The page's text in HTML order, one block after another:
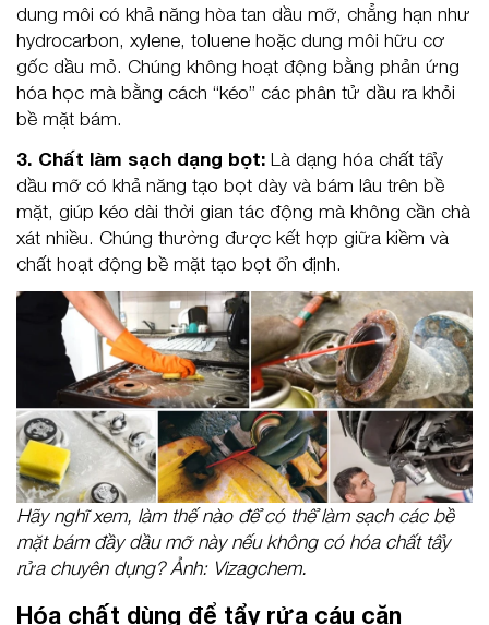
dung môi có khả năng hòa tan dầu mỡ, chẳng hạn như
hydrocarbon, xylene, toluene hoặc dung môi hữu cơ
gốc dầu mỏ. Chúng không hoạt động bằng phản ứng
hóa học mà bằng cách “kéo” các phân tử dầu ra khỏi
bề mặt bám.
3. Chất làm sạch dạng bọt: Là dạng hóa chất tẩy
dầu mỡ có khả năng tạo bọt dày và bám lâu trên bề
mặt, giúp kéo dài thời gian tác động mà không cần chà
xát nhiều. Chúng thường được kết hợp giữa kiềm và
chất hoạt động bề mặt tạo bọt ổn định.
Hãy nghĩ xem, làm thế nào để có thể làm sạch các bề
mặt bám đầy dầu mỡ này nếu không có hóa chất tẩy
rửa chuyên dụng? Ảnh: Vizagchem.
Hóa chất dùng để tẩy rửa cáu cặn